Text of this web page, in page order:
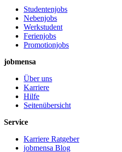
Studentenjobs
Nebenjobs
Werkstudent
Ferienjobs
Promotionjobs
jobmensa
Über uns
Karriere
Hilfe
Seitenübersicht
Service
Karriere Ratgeber
jobmensa Blog